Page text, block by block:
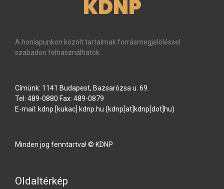
KDNP
A honlapunkon közölt tartalmak forrásmegjelöléssel
szabadon felhasználhatók.
Címünk: 1141 Budapest, Bazsarózsa u. 69.
Tel: 489-0880 Fax: 489-0879
E-mail: kdnp [kukac] kdnp.hu (kdnp[at]kdnp[dot]hu)
Minden jog fenntartva! © KDNP
Oldaltérkép